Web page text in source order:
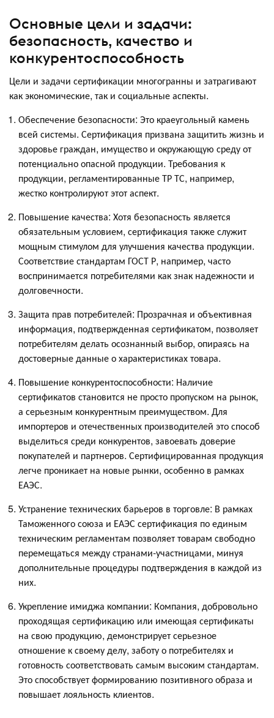
Основные цели и задачи:
безопасность, качество и
конкурентоспособность
Цели и задачи сертификации многогранны и затрагивают
как экономические, так и социальные аспекты.
Обеспечение безопасности: Это краеугольный камень
всей системы. Сертификация призвана защитить жизнь и
здоровье граждан, имущество и окружающую среду от
потенциально опасной продукции. Требования к
продукции, регламентированные ТР ТС, например,
жестко контролируют этот аспект.
Повышение качества: Хотя безопасность является
обязательным условием, сертификация также служит
мощным стимулом для улучшения качества продукции.
Соответствие стандартам ГОСТ Р, например, часто
воспринимается потребителями как знак надежности и
долговечности.
Защита прав потребителей: Прозрачная и объективная
информация, подтвержденная сертификатом, позволяет
потребителям делать осознанный выбор, опираясь на
достоверные данные о характеристиках товара.
Повышение конкурентоспособности: Наличие
сертификатов становится не просто пропуском на рынок,
а серьезным конкурентным преимуществом. Для
импортеров и отечественных производителей это способ
выделиться среди конкурентов, завоевать доверие
покупателей и партнеров. Сертифицированная продукция
легче проникает на новые рынки, особенно в рамках
ЕАЭС.
Устранение технических барьеров в торговле: В рамках
Таможенного союза и ЕАЭС сертификация по единым
техническим регламентам позволяет товарам свободно
перемещаться между странами-участницами, минуя
дополнительные процедуры подтверждения в каждой из
них.
Укрепление имиджа компании: Компания, добровольно
проходящая сертификацию или имеющая сертификаты
на свою продукцию, демонстрирует серьезное
отношение к своему делу, заботу о потребителях и
готовность соответствовать самым высоким стандартам.
Это способствует формированию позитивного образа и
повышает лояльность клиентов.